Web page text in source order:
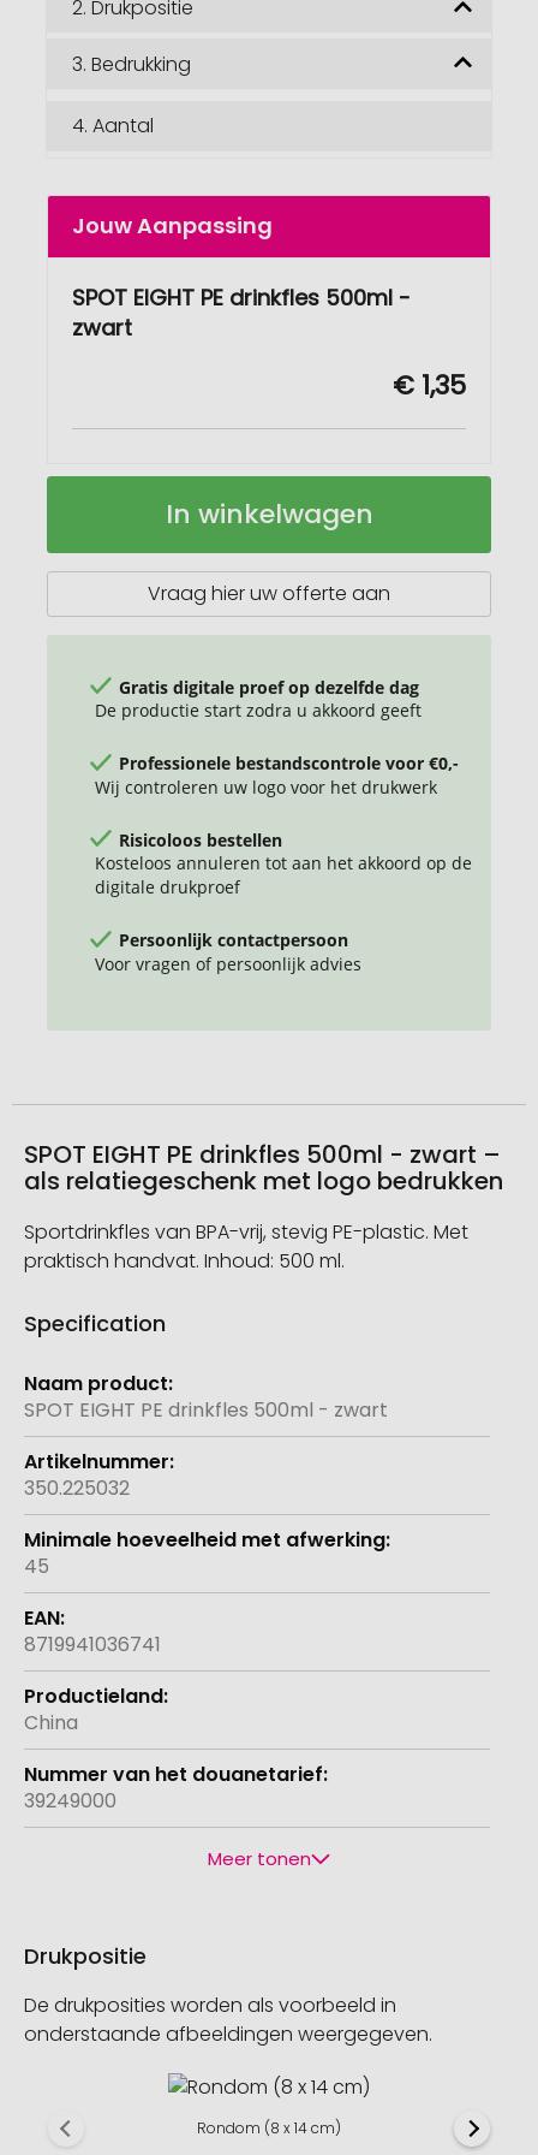
2. Drukpositie
3. Bedrukking
4. Aantal
Jouw Aanpassing
SPOT EIGHT PE drinkfles 500ml -
zwart
€ 1,35
SPOT
PE
Op
In winkelwagen
Vraag hier uw offerte aan
Gratis digitale proef op dezelfde dag
De productie start zodra u akkoord geeft
Professionele bestandscontrole voor €0,-
Wij controleren uw logo voor het drukwerk
Risicoloos bestellen
Kosteloos annuleren tot aan het akkoord op de
digitale drukproef
Persoonlijk contactpersoon
Voor vragen of persoonlijk advies
SPOT EIGHT PE drinkfles 500ml - zwart –
als relatiegeschenk met logo bedrukken
Sportdrinkfles van BPA-vrij, stevig PE-plastic. Met
praktisch handvat. Inhoud: 500 ml.
Specification
Meer
informatie
SPOT EIGHT PE drinkfles 500ml - zwart
350.225032
45
8719941036741
China
39249000
Meer tonen
Drukpositie
De drukposities worden als voorbeeld in
onderstaande afbeeldingen weergegeven.
Rondom (8 x 14 cm)